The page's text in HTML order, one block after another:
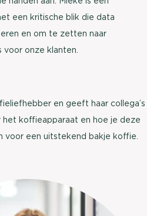
een kritische blik die data
en om te zetten naar
onze klanten.
en geeft haar collega’s
koffieapparaat en hoe je deze
voor een uitstekend bakje koffie.